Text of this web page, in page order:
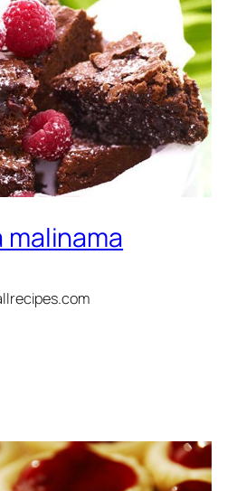
malinama